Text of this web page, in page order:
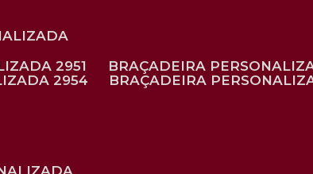
2951
BRAÇADEIRA
2954
BRAÇADEIRA